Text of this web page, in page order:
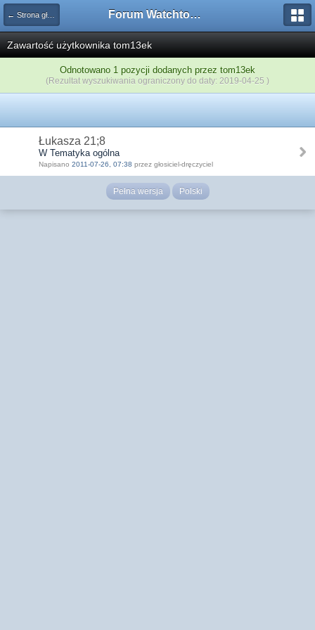
← Strona główna Forum Watchtower
Zawartość użytkownika tom13ek
Odnotowano 1 pozycji dodanych przez tom13ek
(Rezultat wyszukiwania ograniczony do daty: 2019-04-25 )
Łukasza 21;8
W Tematyka ogólna
Napisano 2011-07-26, 07:38 przez głosiciel-dręczyciel
Pełna wersja Polski